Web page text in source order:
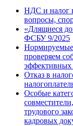
НДС и налог
вопросы,
«Длящиеся
ФСБУ 9/2025
Нормируемые
проверяем
Отказ в
Особые
трудового
кадровых